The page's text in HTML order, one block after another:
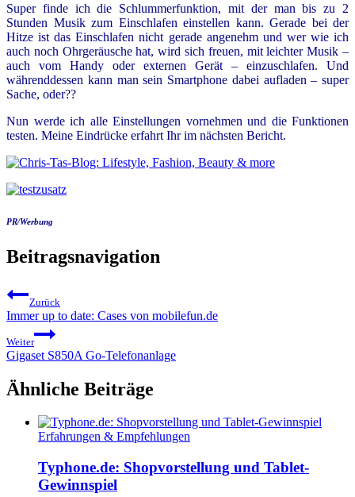
Super finde ich die Schlummerfunktion, mit der man bis zu 2
Stunden Musik zum Einschlafen einstellen kann. Gerade bei der
Hitze ist das Einschlafen nicht gerade angenehm und wer wie ich
auch noch Ohrgeräusche hat, wird sich freuen, mit leichter Musik –
auch vom Handy oder externen Gerät – einzuschlafen. Und
währenddessen kann man sein Smartphone dabei aufladen – super
Sache, oder??
Nun werde ich alle Einstellungen vornehmen und die Funktionen
testen. Meine Eindrücke erfahrt Ihr im nächsten Bericht.
PR/Werbung
Beitragsnavigation
Zurück
Immer up to date: Cases von mobilefun.de
Weiter
Gigaset S850A Go-Telefonanlage
Ähnliche Beiträge
Erfahrungen & Empfehlungen
Typhone.de: Shopvorstellung und Tablet-
Gewinnspiel